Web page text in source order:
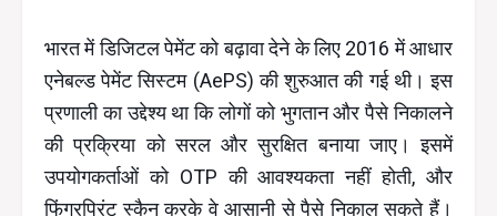
भारत में डिजिटल पेमेंट को बढ़ावा देने के लिए 2016 में आधार
एनेबल्ड पेमेंट सिस्टम (AePS) की शुरुआत की गई थी। इस
प्रणाली का उद्देश्य था कि लोगों को भुगतान और पैसे निकालने
की प्रक्रिया को सरल और सुरक्षित बनाया जाए। इसमें
उपयोगकर्ताओं को OTP की आवश्यकता नहीं होती, और
फिंगरप्रिंट स्कैन करके वे आसानी से पैसे निकाल सकते हैं।